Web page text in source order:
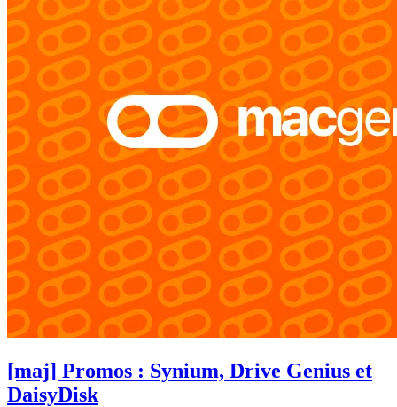
[maj] Promos : Synium, Drive Genius et
DaisyDisk